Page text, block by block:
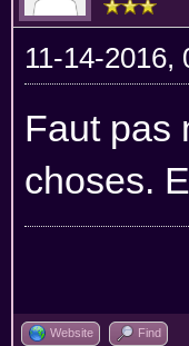
11-14-2016,
Faut pas
choses.
Website Find